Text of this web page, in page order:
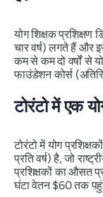
योग शिक्षक प्रशिक्षण
चार वर्ष) लगते हैं और
कम से कम दो वर्षों से
फाउंडेशन कोर्स
टोरंटो में एक
टोरंटो में योग
प्रति वर्ष) है, जो
प्रशिक्षकों का औसत
घंटा वेतन $60 तक